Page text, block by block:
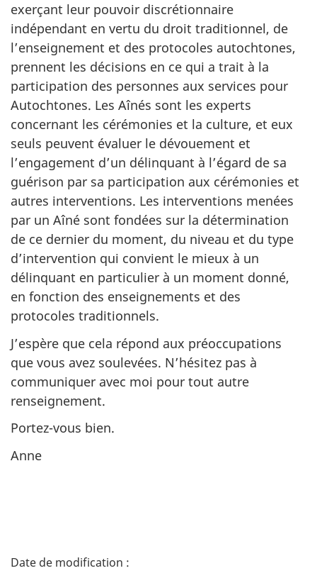
exerçant leur pouvoir discrétionnaire
indépendant en vertu du droit traditionnel, de
l’enseignement et des protocoles autochtones,
prennent les décisions en ce qui a trait à la
participation des personnes aux services pour
Autochtones. Les Aînés sont les experts
concernant les cérémonies et la culture, et eux
seuls peuvent évaluer le dévouement et
l’engagement d’un délinquant à l’égard de sa
guérison par sa participation aux cérémonies et
autres interventions. Les interventions menées
par un Aîné sont fondées sur la détermination
de ce dernier du moment, du niveau et du type
d’intervention qui convient le mieux à un
délinquant en particulier à un moment donné,
en fonction des enseignements et des
protocoles traditionnels.
J’espère que cela répond aux préoccupations
que vous avez soulevées. N’hésitez pas à
communiquer avec moi pour tout autre
renseignement.
Portez-vous bien.
Anne
D